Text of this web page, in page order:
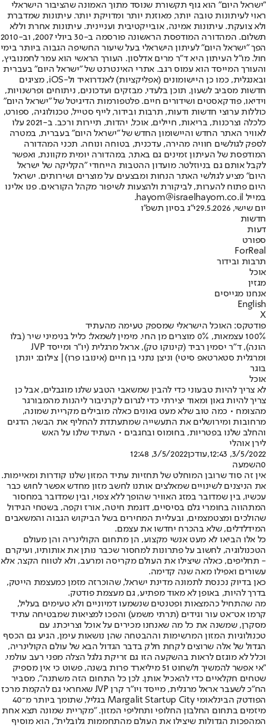
"ישראל היום" הוא גוף תקשורת שנוסד מתוך האמונה שהציבור הישראלי
ראוי לעיתונות טובה יותר, מאוזנת יותר ומדויקת יותר. עיתונות שמדברת
ולא צועקת. עיתונות אמינה, אובייקטיבית ועניינית. עיתונות אחרת וללא
תשלום. המהדורה המודפסת הראשונה פורסמה ב-30 ביולי 2007, וב-2010
הפך "ישראל היום" לעיתון הישראלי בעל שיעור החשיפה הגבוה ביותר בימי
חול. מו"ל העיתון היא ד"ר מרים אדלסון. העורך הראשי הוא עמר לחמנוביץ,
והעורך המייסד הוא עמוס רגב. אתרי האינטרנט של "ישראל היום" בעברית
ובאנגלית, כמו כן היישומונים (אפליקציות) לאנדרואיד ול-iOS, מציגים
חדשות מסביב לשעון, תוכן בלעדי, מבזקים ועדכונים, ניתוחים ופרשנויות,
וידיאו, פודקאסטים ושידורים חיים. פלטפורמות הדיגיטל של "ישראל היום"
כוללות ערוצי חדשות ודעות, תרבות ובידור, לייף סטייל, טכנולוגיה, ספורט,
כלכלה וצרכנות, בריאות, חיילים, אוכל, יהדות, תיירות ורכב. ב-2021 עלו
לאוויר האתר החדש והיישומון החדש של "ישראל היום" בעברית, במטרה
לספק לגולשים חוויה מהירה, עדכנית, בטוחה ונוחה. תכני המהדורה
המודפסת של העיתון זמינים גם באתר, במהדורה יומית מקוונת, ואפשר
לקבל אותם גם בניוזלטר. מועדון ההטבות הייחודי "הקליקה של ישראל
היום" מציע לגולשי האתר הנחות ומבצעים על מוצרים ושירותים. ישראל
היום פתוח להערות, לביקורת ולהצעות לשיפור מקהל הקוראים. פנו אלינו
במייל hayom@israelhayom.co.il.
יום שישי, 29.5.2026
י"ג בסיון תשפ"ו
חדשות
דעות
ספורט
ForReal
תרבות ובידור
אוכל
מגזין
אנחנו מגייסים
English
X
פודטקס: האוכל הישראלי שמספק טעימה מהעתיד
100% עצמאות, 0% מוצרים מן החי. מימין לשמאל: כליל בנימיני שיר (בלו
הונה), ד"ר יסמין רביד (קינוקו טק), אראל מרגלית (יו"ר ומייסד JVP
ומרגלית סטארטאפ סיטי) וניצן נתני בן חיים (אינובו פרו)| צילום: יונתן
בוגר
אוכל
לא צריך להיות טבעוני כדי להבין שמשאבי הטבע שלנו מוגבלים, אבל כן
צריך להיות גאון ומאוד יצירתי כדי לגרום לקרניבור ליהנות מהמבורגר
מהצומח • כמה טוב שלא מעט גאונים כאלה מובילים מקריית שמונה,
מרחובות ומירושלים את התעשייה שמתעתדת להחליף את הבשר, הדגים
והחלב שלנו בפטריות, בחומוס ובחגבים • העתיד שלנו על האש
לירן אוהלי
3/5/2022, 12:43
,עודכן3/5/2022, 12:48
0השמעה
אין זה סוד שרובן המוחלט של תחזיות עתיד המזון שלנו קודרות ומאיימות.
את הניצנים לשינויים שמאלצים אותנו לחשב מזון מחדש אפשר לחוש כבר
עכשיו, בין שמדובר במזג האוויר שהופך ללא צפוי, ובין שמדובר במחסור
המתהווה בחומרי גלם בסיסיים, דוגמת חיטה, אורז וקפה, בשטחי הגידול
שהולכים ומצטמצמים, ובעליית המחירים בשל הביקוש הגבוה והמשאבים
המידלדלים, שלא בהכרח יחדשו את עצמם.
כל אלו הביאו לא מעט אנשי מקצוע, הן מתחום הקולינריה והן מעולם
הטכנולוגיה, לחשוב על פתרונות למחסור שכבר נותן את אותותיו, ועיקרם
- תחליפים, כאלה שיצילו את העולם מקריסה ומרעב, ולא לטווח הקצר, אלא
עשורים ואפילו מאה שנה קדימה.
כאן בדיוק נכנסת לתמונה מדינת ישראל, שהוכרזה מזמן כמעצמת הייטק,
בדרך להיות, באופן לא מאוד מפתיע, גם מעצמת פודטק.
מה שהתחיל כהמצאות ופטנטים שנשמעו דמיוניים ולא טעימים בעליל,
קרמו אט־אט עור וגידים (תרתי משמע) והפכו למציאות שמבטיחה עתיד
מסקרן, שמשנה את כל מה שאנחנו מכירים על אוכל וצריכתו. עם
טכנולוגיות המזון המרשימות וההבטחה שהן נושאות עימן, הגיע גם הכסף
הגדול של אלה שרוצים לקחת חלק בדבר הגדול הבא של עולם הקולינריה,
וכלל לא מוגזם לראות בהשקעה הזו גם זריקת גלגל הצלה מפני רעב עולמי.
"אי אפשר להמשיך ולשחוט 51 מיליארד פרות בשנה, פשוט כי אין מספיק
שטחים חקלאיים כדי להאכיל אותן. לכן כל התחום הזה משתנה", מסביר
הח"כ לשעבר אראל מרגלית, מייסד ויו"ר קרן JVP שאחראי גם להקמת מרכז
הפודטק הבינלאומי Margalit Startup City בגליל, שתומך ביותר מ־40
מיזמים בתחום החלבון החלופי ותחליפי המזון. "מקריית שמונה תצא אחת
המהפכות הגדולות שיצילו את העולם מהתחממות גלובלית", הוא מוסיף